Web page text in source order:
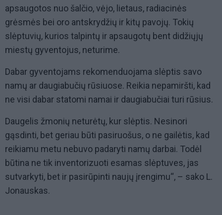
apsaugotos nuo šalčio, vėjo, lietaus, radiacinės
grėsmės bei oro antskrydžių ir kitų pavojų. Tokių
slėptuvių, kurios talpintų ir apsaugotų bent didžiųjų
miestų gyventojus, neturime.
Dabar gyventojams rekomenduojama slėptis savo
namų ar daugiabučių rūsiuose. Reikia nepamiršti, kad
ne visi dabar statomi namai ir daugiabučiai turi rūsius.
Daugelis žmonių neturėtų, kur slėptis. Nesinori
gąsdinti, bet geriau būti pasiruošus, o ne gailėtis, kad
reikiamu metu nebuvo padaryti namų darbai. Todėl
būtina ne tik inventorizuoti esamas slėptuves, jas
sutvarkyti, bet ir pasirūpinti naujų įrengimu“, – sako L.
Jonauskas.